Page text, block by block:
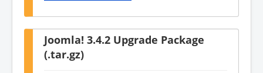
Joomla! 3.4.2 Upgrade Package
(.tar.gz)